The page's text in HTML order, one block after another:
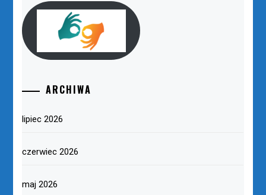
ARCHIWA
lipiec 2026
czerwiec 2026
maj 2026